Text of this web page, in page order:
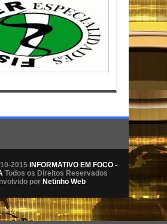
2015 INFORMATIVO EM FOCO -
Todos os Direitos Reservados
por Netinho Web